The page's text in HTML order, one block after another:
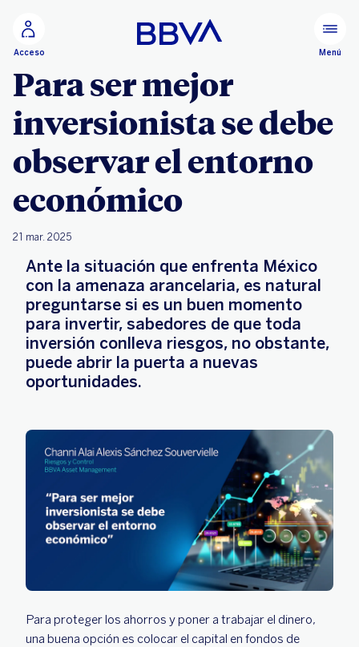
Acceso Menú
Para ser mejor
inversionista se debe
observar el entorno
económico
21 mar. 2025
Ante la situación que enfrenta México
con la amenaza arancelaria, es natural
preguntarse si es un buen momento
para invertir, sabedores de que toda
inversión conlleva riesgos, no obstante,
puede abrir la puerta a nuevas
oportunidades.
Para proteger los ahorros y poner a trabajar el dinero,
una buena opción es colocar el capital en fondos de